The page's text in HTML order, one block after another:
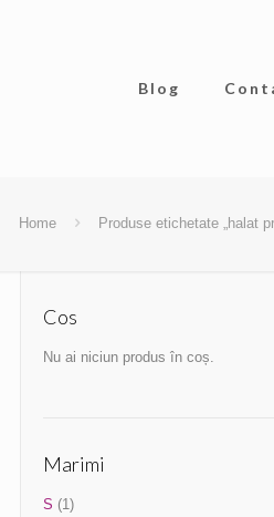
Blog
Home Produse etichetate „halat
Cos
Nu ai niciun produs în coș.
Marimi
S (1)